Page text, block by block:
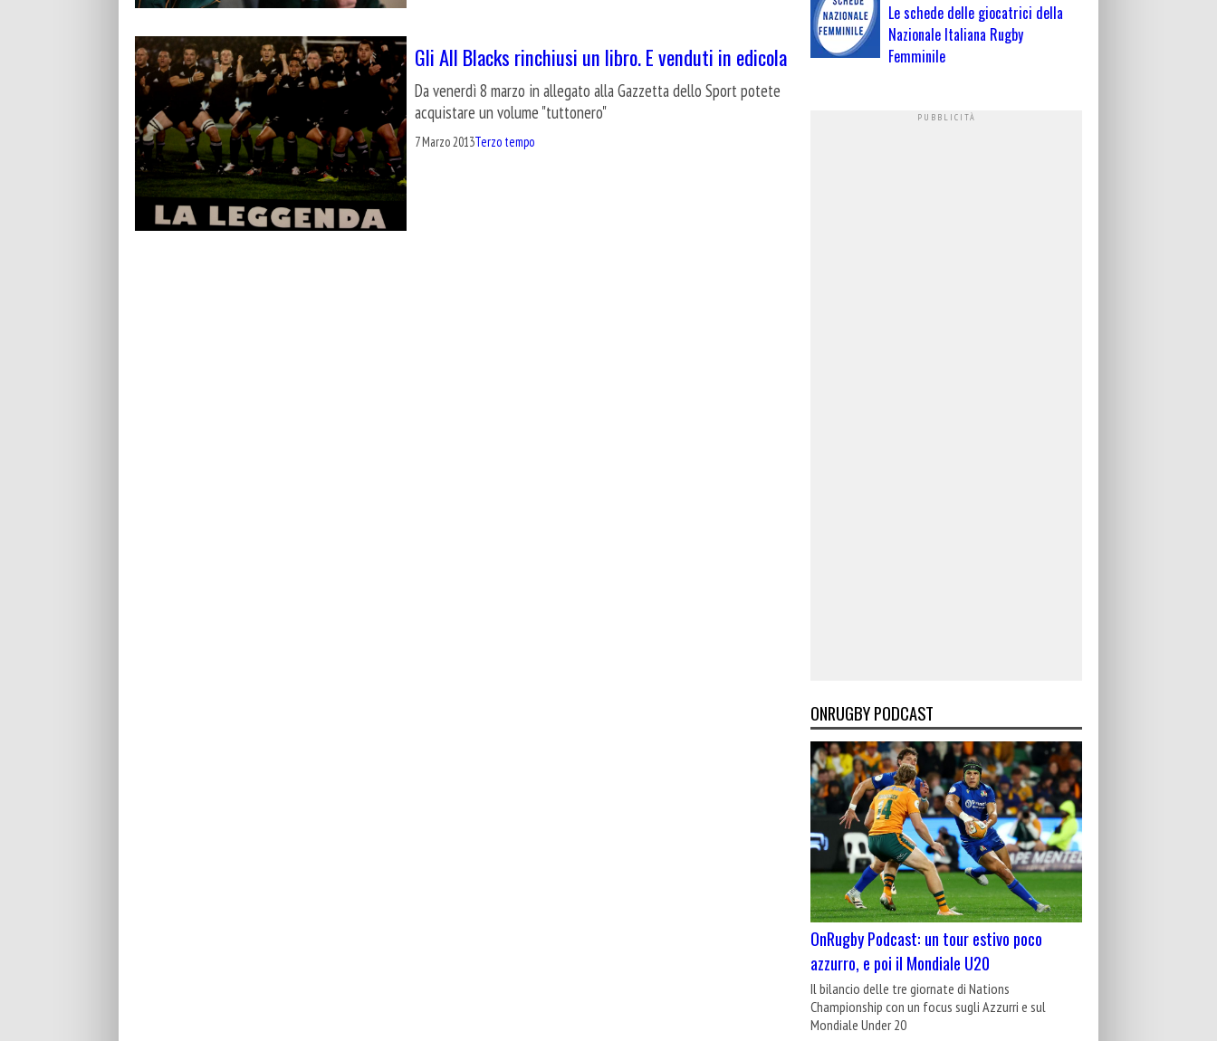
Gli All Blacks rinchiusi un libro. E venduti in edicola
Da venerdì 8 marzo in allegato alla Gazzetta dello Sport potete
acquistare un volume "tuttonero"
7 Marzo 2013Terzo tempo
Le schede delle giocatrici della
Nazionale Italiana Rugby
Femminile
ONRUGBY PODCAST
OnRugby Podcast: un tour estivo poco
azzurro, e poi il Mondiale U20
Il bilancio delle tre giornate di Nations
Championship con un focus sugli Azzurri e sul
Mondiale Under 20